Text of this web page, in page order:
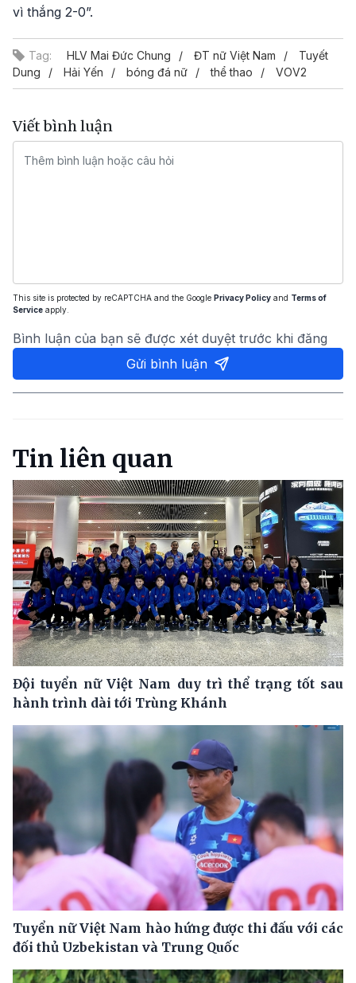
vì thắng 2-0”.
Tag: HLV Mai Đức Chung ĐT nữ Việt Nam
Tuyết
Dung
Hải Yến bóng đá nữ thể thao VOV2
Viết bình luận
This site is protected by reCAPTCHA and the Google Privacy Policy and Terms of
Service apply.
Bình luận của bạn sẽ được xét duyệt trước khi đăng
Gửi bình luận
Tin liên quan
Đội tuyển nữ Việt Nam duy trì thể trạng tốt sau
hành trình dài tới Trùng Khánh
Tuyển nữ Việt Nam hào hứng được thi đấu với các
đối thủ Uzbekistan và Trung Quốc